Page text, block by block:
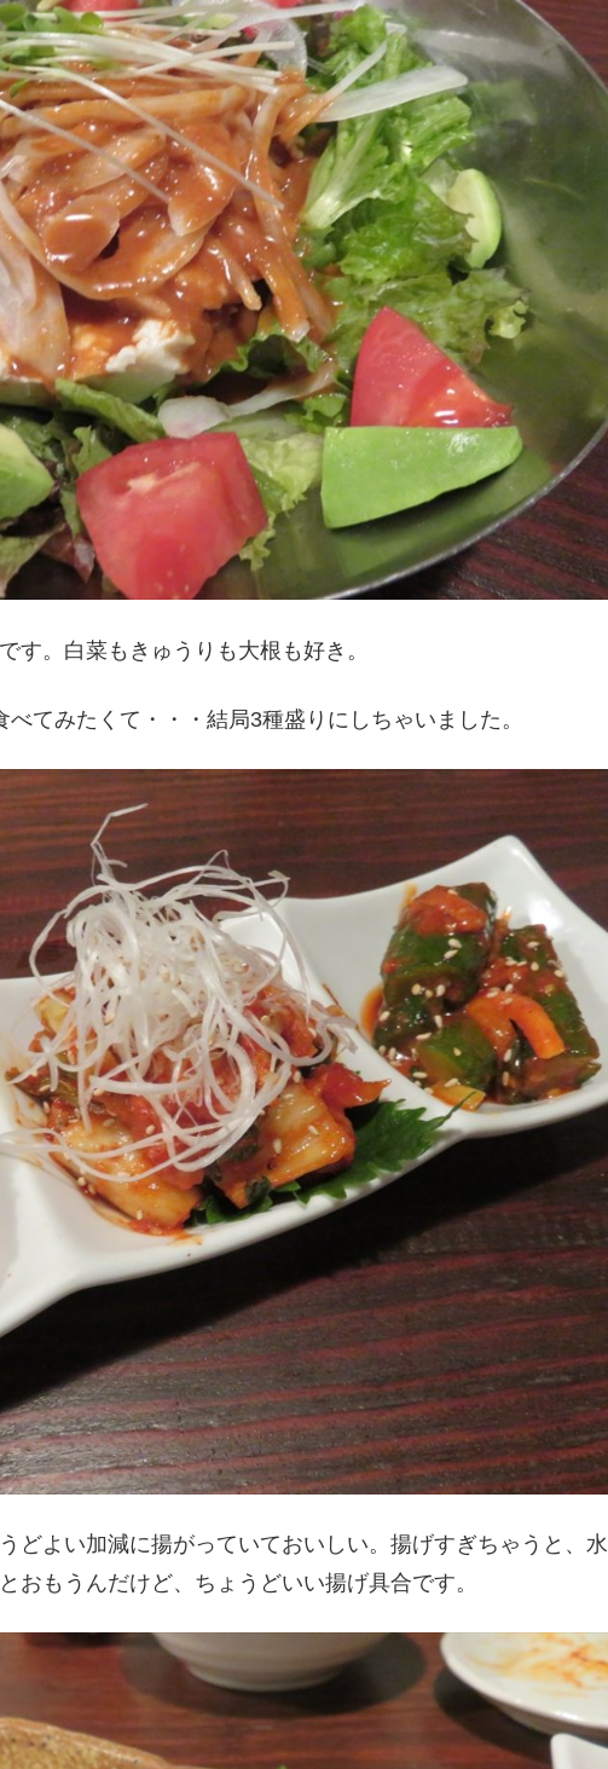
す。白菜もきゅうりも大根も好き。
てみたくて・・・結局3種盛りにしちゃいました。
どよい加減に揚がっていておいしい。揚げすぎちゃうと、水
おもうんだけど、ちょうどいい揚げ具合です。